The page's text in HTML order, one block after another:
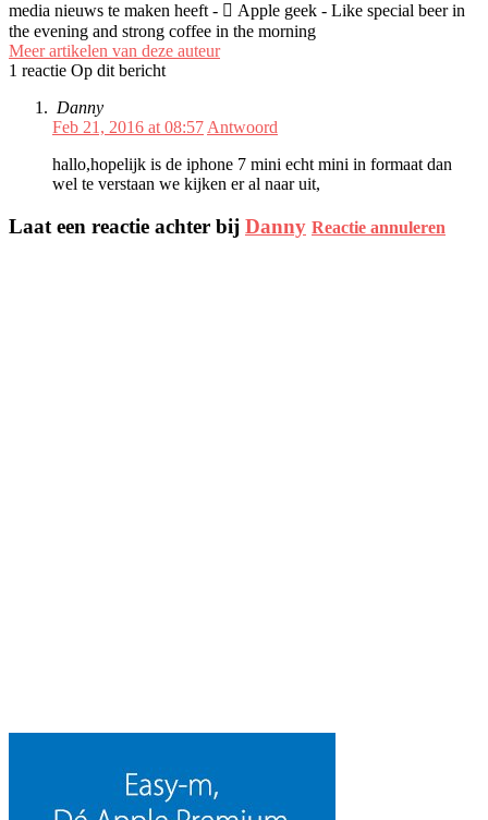
media nieuws te maken heeft -  Apple geek - Like special beer in
the evening and strong coffee in the morning
Meer artikelen van deze auteur
1 reactie Op dit bericht
Danny
Feb 21, 2016 at 08:57 Antwoord
hallo,hopelijk is de iphone 7 mini echt mini in formaat dan
wel te verstaan we kijken er al naar uit,
Laat een reactie achter bij Danny Reactie annuleren